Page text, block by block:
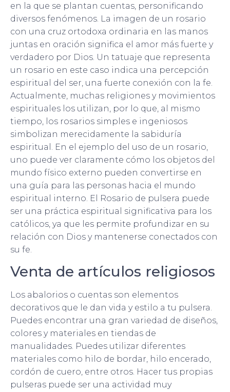
en la que se plantan cuentas, personificando
diversos fenómenos. La imagen de un rosario
con una cruz ortodoxa ordinaria en las manos
juntas en oración significa el amor más fuerte y
verdadero por Dios. Un tatuaje que representa
un rosario en este caso indica una percepción
espiritual del ser, una fuerte conexión con la fe.
Actualmente, muchas religiones y movimientos
espirituales los utilizan, por lo que, al mismo
tiempo, los rosarios simples e ingeniosos
simbolizan merecidamente la sabiduría
espiritual. En el ejemplo del uso de un rosario,
uno puede ver claramente cómo los objetos del
mundo físico externo pueden convertirse en
una guía para las personas hacia el mundo
espiritual interno. El Rosario de pulsera puede
ser una práctica espiritual significativa para los
católicos, ya que les permite profundizar en su
relación con Dios y mantenerse conectados con
su fe.
Venta de artículos religiosos
Los abalorios o cuentas son elementos
decorativos que le dan vida y estilo a tu pulsera.
Puedes encontrar una gran variedad de diseños,
colores y materiales en tiendas de
manualidades. Puedes utilizar diferentes
materiales como hilo de bordar, hilo encerado,
cordón de cuero, entre otros. Hacer tus propias
pulseras puede ser una actividad muy